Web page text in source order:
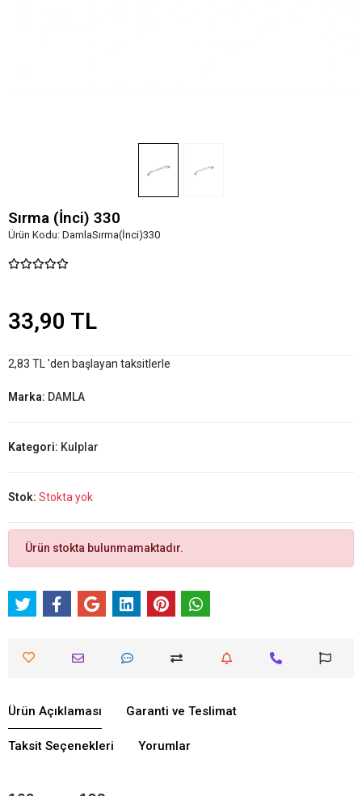
Sırma (İnci) 330
Ürün Kodu: DamlaSırma(İnci)330
33,90 TL
2,83 TL 'den başlayan taksitlerle
Marka: DAMLA
Kategori: Kulplar
Stok: Stokta yok
Ürün stokta bulunmamaktadır.
Ürün Açıklaması Garanti ve Teslimat
Taksit Seçenekleri Yorumlar